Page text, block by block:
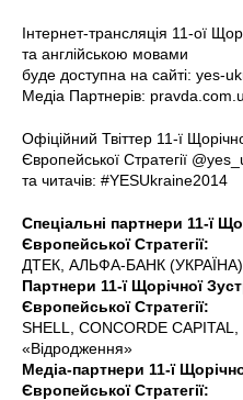
Інтернет-трансляція 11-ої
та англійською мовами
буде доступна на сайті: yes-
Медіа Партнерів:
Офіційний Твіттер 11-ї
Європейської Стратегії
та читачів: #YESUkraine2014
Спеціальні партнери 11-ї
Європейської Стратегії:
ДТЕК, АЛЬФА-БАНК
Партнери 11-ї Щорічної
Європейської Стратегії:
SHELL, CONCORDE
«Відродження»
Медіа-партнери 11-ї
Європейської Стратегії: